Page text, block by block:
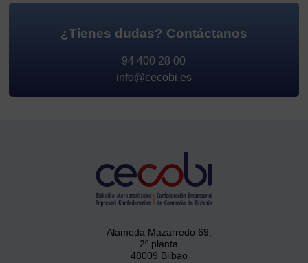
¿Tienes dudas? Contáctanos
94 400 28 00
info@cecobi.es
Alameda Mazarredo 69,
2º planta
48009 Bilbao